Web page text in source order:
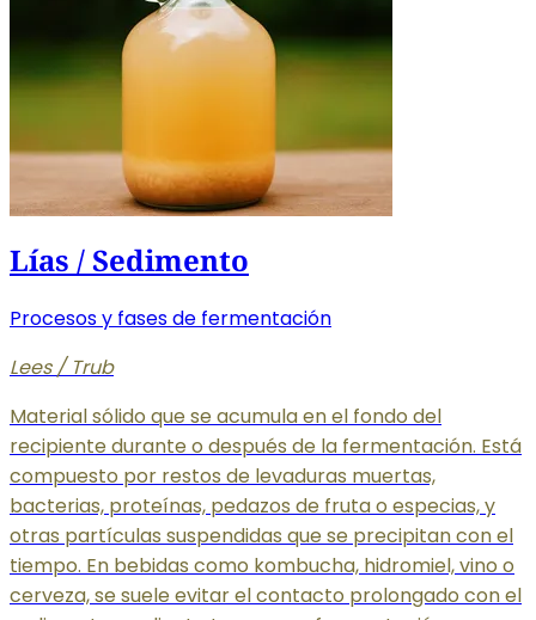
Lías / Sedimento
Procesos y fases de fermentación
Lees / Trub
Material sólido que se acumula en el fondo del
recipiente durante o después de la fermentación. Está
compuesto por restos de levaduras muertas,
bacterias, proteínas, pedazos de fruta o especias, y
otras partículas suspendidas que se precipitan con el
tiempo. En bebidas como kombucha, hidromiel, vino o
cerveza, se suele evitar el contacto prolongado con el